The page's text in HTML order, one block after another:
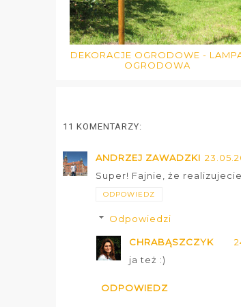
DEKORACJE OGRODOWE -
OGRODOWA
11 KOMENTARZY:
ANDRZEJ ZAWADZKI
Super! Fajnie, że
ODPOWIEDZ
Odpowiedzi
CHRABĄSZCZYK
ja też :)
ODPOWIEDZ